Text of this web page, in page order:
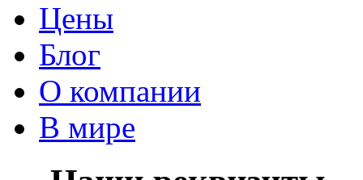
Цены
Блог
О компании
В мире